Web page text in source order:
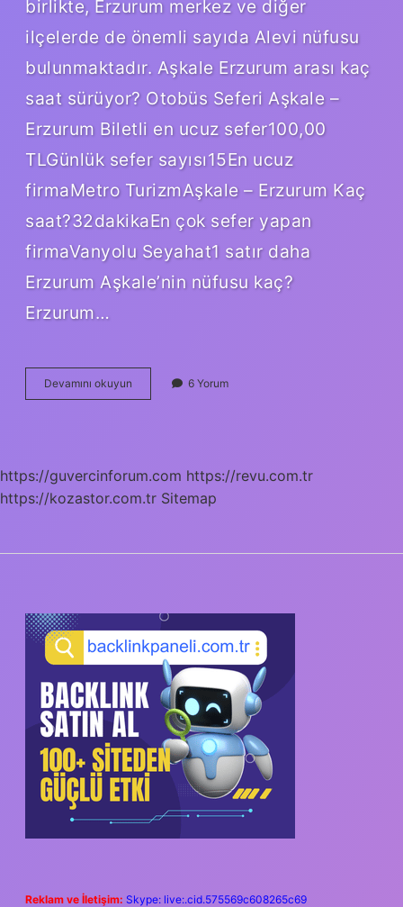
birlikte, Erzurum merkez ve diğer
ilçelerde de önemli sayıda Alevi nüfusu
bulunmaktadır. Aşkale Erzurum arası kaç
saat sürüyor? Otobüs Seferi Aşkale –
Erzurum Biletli en ucuz sefer100,00
TLGünlük sefer sayısı15En ucuz
firmaMetro TurizmAşkale – Erzurum Kaç
saat?32dakikaEn çok sefer yapan
firmaVanyolu Seyahat1 satır daha
Erzurum Aşkale’nin nüfusu kaç?
Erzurum…
Devamını okuyun
Hangi
6 Yorum
https://guvercinforum.com https://revu.com.tr
https://kozastor.com.tr Sitemap
SIDEBAR
Reklam ve İletişim: Skype: live:.cid.575569c608265c69